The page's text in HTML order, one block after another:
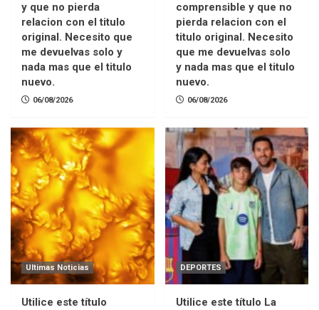
y que no pierda
relacion con el titulo
original. Necesito que
me devuelvas solo y
nada mas que el titulo
nuevo.
06/08/2026
comprensible y que no
pierda relacion con el
titulo original. Necesito
que me devuelvas solo
y nada mas que el titulo
nuevo.
06/08/2026
Ultimas Noticias
Utilice este título
DEPORTES
Utilice este título La